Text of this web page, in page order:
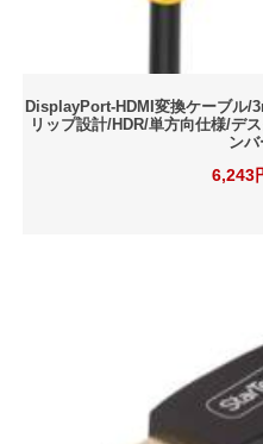
DisplayPort-HDMI変換ケーブル/
リップ設計/HDR/単方向仕様/デ
ン
6,243